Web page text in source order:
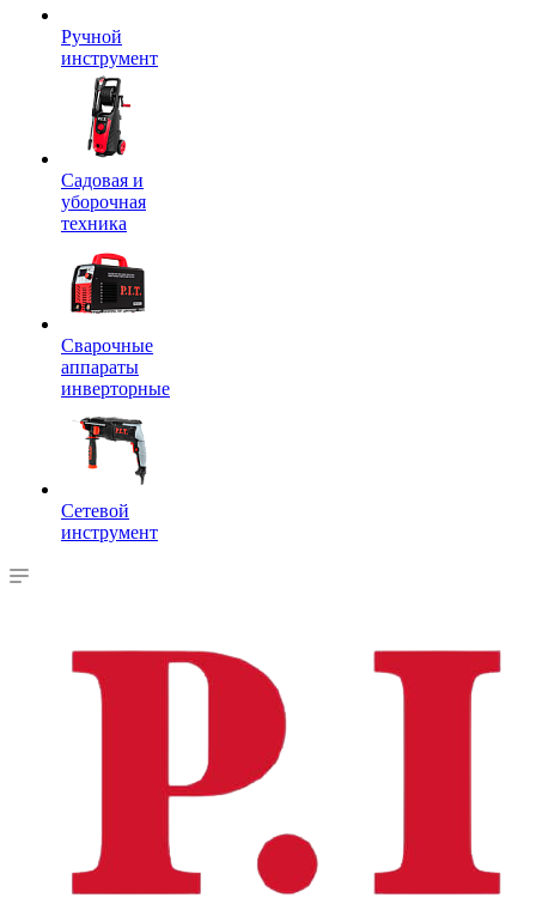
Ручной
инструмент
Садовая и
уборочная
техника
Сварочные
аппараты
инверторные
Сетевой
инструмент